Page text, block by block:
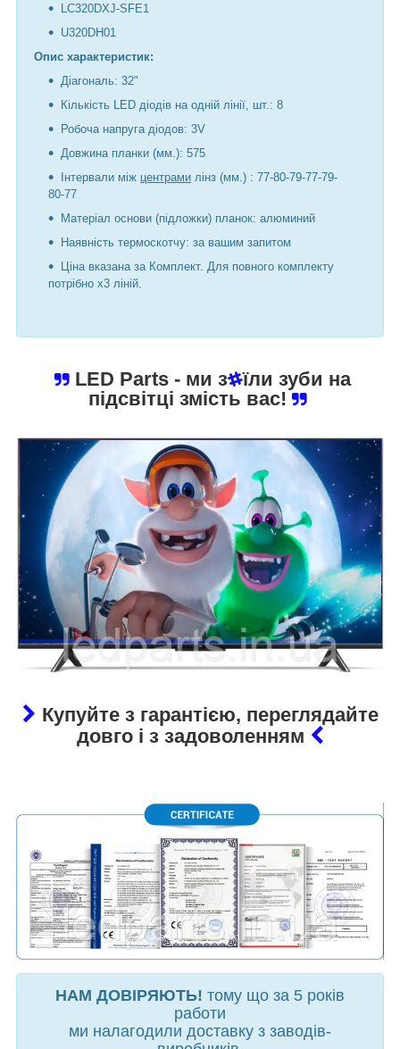
LC320DXJ-SFE1
U320DH01
Опис характеристик:
Діагональ: 32"
Кількість LED діодів на одній лінії, шт.: 8
Робоча напруга діодов: 3V
Довжина планки (мм.): 575
Інтервали між центрами лінз (мм.) : 77-80-79-77-79-
80-77
Матеріал основи (підложки) планок: алюминий
Наявність термоскотчу: за вашим запитом
Ціна вказана за Комплект. Для повного комплекту
потрібно х3 ліній.
LED Parts - ми з
їли зуби на
підсвітці змість вас!
Купуйте з гарантією, переглядайте
довго і з задоволенням
НАМ ДОВІРЯЮТЬ! тому що за 5 років
работи
ми налагодили доставку з заводів-